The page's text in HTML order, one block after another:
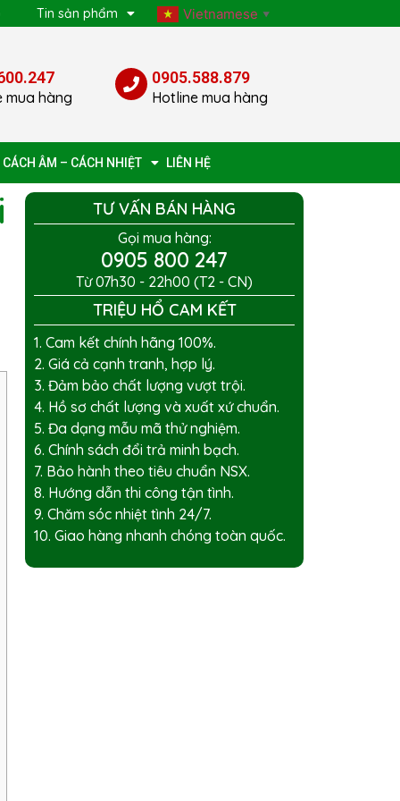
Tin sản phẩm Vietnamese ▼
mua hàng
0905.588.879
Hotline mua hàng
CÁCH ÂM – CÁCH NHIỆT LIÊN HỆ
TƯ VẤN BÁN HÀNG
Gọi mua hàng:
0905 800 247
Từ 07h30 - 22h00 (T2 - CN)
TRIỆU HỔ CAM KẾT
1. Cam kết chính hãng 100%.
2. Giá cả cạnh tranh, hợp lý.
3. Đảm bảo chất lượng vượt trội.
4. Hồ sơ chất lượng và xuất xứ chuẩn.
5. Đa dạng mẫu mã thử nghiệm.
6. Chính sách đổi trả minh bạch.
7. Bảo hành theo tiêu chuẩn NSX.
8. Hướng dẫn thi công tận tình.
9. Chăm sóc nhiệt tình 24/7.
10. Giao hàng nhanh chóng toàn quốc.